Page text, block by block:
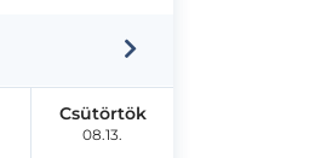
Csütörtök
08.13.